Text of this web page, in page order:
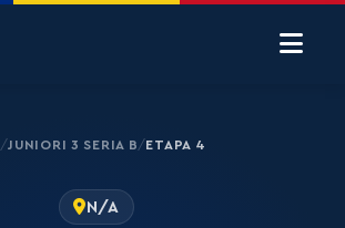
/JUNIORI 3 SERIA B/ETAPA 4
N/A